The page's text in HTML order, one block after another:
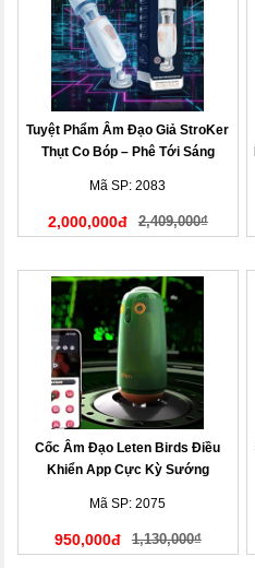
Tuyệt Phẩm Âm Đạo Giả StroKer
Thụt Co Bóp – Phê Tới Sáng
Mã SP: 2083
2,000,000đ 2,409,000₫
Cốc Âm Đạo Leten Birds Điều
Khiển App Cực Kỳ Sướng
Mã SP: 2075
950,000đ 1,130,000₫